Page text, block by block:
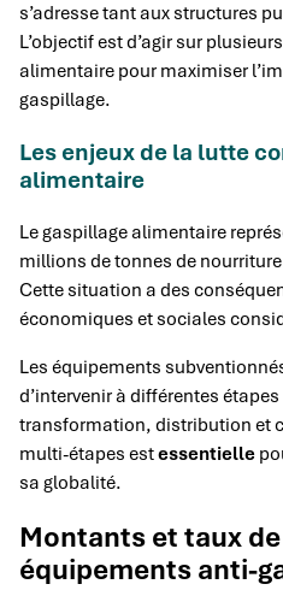
s’adresse tant aux structures
L’objectif est d’agir sur
alimentaire pour maximiser
gaspillage.
Les enjeux de la lutte
alimentaire
Le gaspillage alimentaire
millions de tonnes de
Cette situation a des
économiques et sociales
Les équipements
d’intervenir à différentes
transformation, distribution et
multi-étapes estessentielle
sa globalité.
Montants et taux
équipements anti-